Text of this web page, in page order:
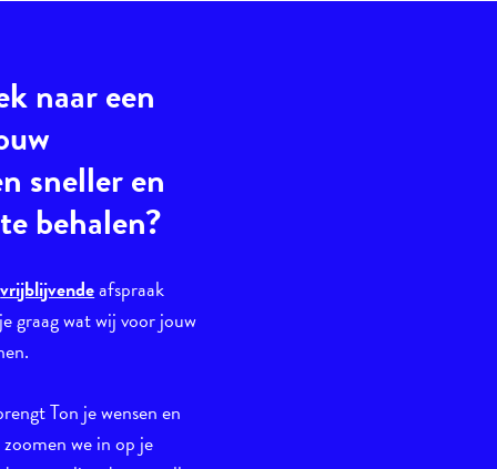
naar een
sneller en
behalen?
vrijblijvendeafspraak
graag wat wij voor jouw
Ton je wensen en
we in op je